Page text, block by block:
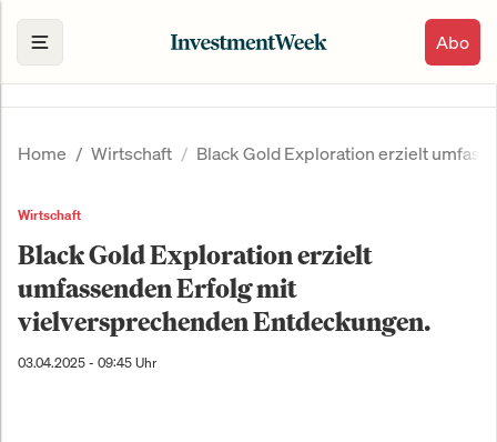
Abo
Home Wirtschaft Black Gold Exploration erzielt
Wirtschaft
Black Gold Exploration erzielt
umfassenden Erfolg mit
vielversprechenden Entdeckungen.
03.04.2025 - 09:45 Uhr